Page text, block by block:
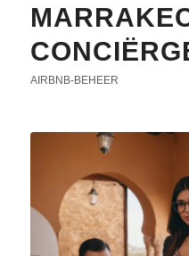
AIRBNB-BEHEER